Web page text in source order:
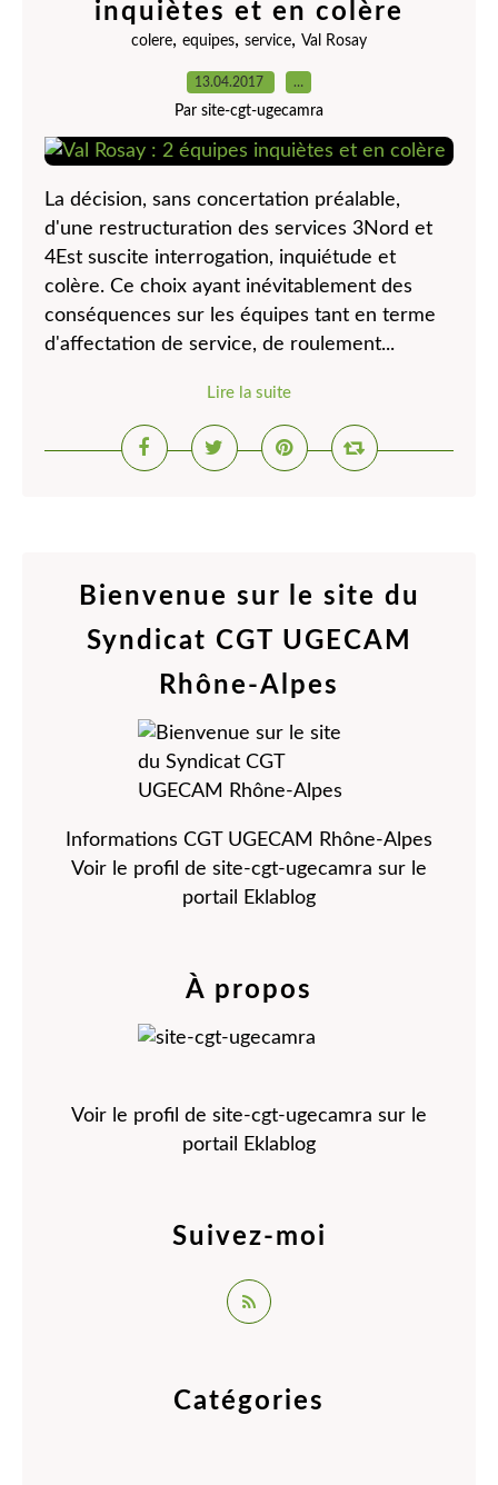
inquiètes et en colère
colere, equipes, service, Val Rosay
13.04.2017 …
Par site-cgt-ugecamra
La décision, sans concertation préalable,
d'une restructuration des services 3Nord et
4Est suscite interrogation, inquiétude et
colère. Ce choix ayant inévitablement des
conséquences sur les équipes tant en terme
d'affectation de service, de roulement...
Lire la suite
Catégories
Bienvenue sur le site du
Syndicat CGT UGECAM
Rhône-Alpes
Informations CGT UGECAM Rhône-Alpes
Voir le profil de site-cgt-ugecamra sur le
portail Eklablog
Suivez-moi
À propos
Voir le profil de site-cgt-ugecamra sur le
portail Eklablog